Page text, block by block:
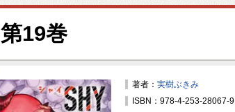
第19巻
著者： 実樹ぶきみ
ISBN：978-4-253-28067-9